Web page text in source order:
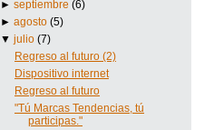
►septiembre(6)
►agosto(5)
▼julio(7)
Regreso al futuro (2)
Dispositivo internet
Regreso al futuro
"Tú Marcas Tendencias, tú
participas."